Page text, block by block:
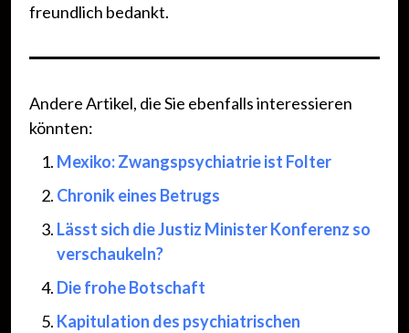
freundlich bedankt.
Andere Artikel, die Sie ebenfalls interessieren
könnten:
Mexiko: Zwangspsychiatrie ist Folter
Chronik eines Betrugs
Lässt sich die Justiz Minister Konferenz so
verschaukeln?
Die frohe Botschaft
Kapitulation des psychiatrischen